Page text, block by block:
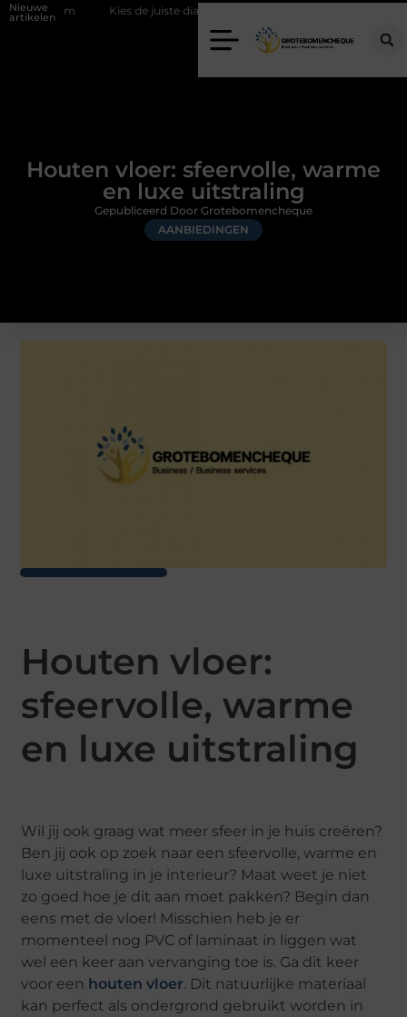
Nieuwe
artikelen
Kies de juiste diamantboor voor uw project
Houten vloer: sfeervolle, warme
en luxe uitstraling
AANBIEDINGEN
Gepubliceerd Door Grotebomencheque
Houten vloer:
sfeervolle, warme
en luxe uitstraling
Wil jij ook graag wat meer sfeer in je huis creëren?
Ben jij ook op zoek naar een sfeervolle, warme en
luxe uitstraling in je interieur? Maat weet je niet
zo goed hoe je dit aan moet pakken? Begin dan
eens met de vloer! Misschien heb je er
momenteel nog PVC of laminaat in liggen wat
wel een keer aan vervanging toe is. Ga dit keer
voor een houten vloer. Dit natuurlijke materiaal
kan perfect als ondergrond gebruikt worden in